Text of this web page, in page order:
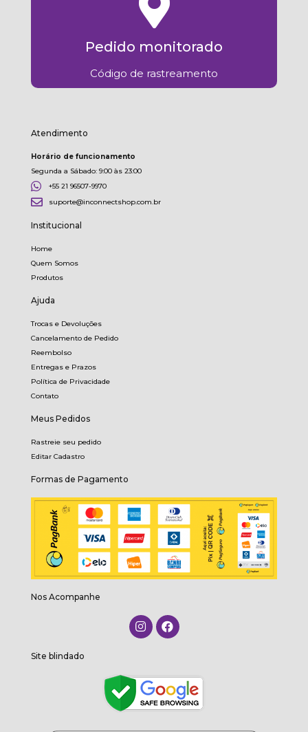
Pedido monitorado
Código de rastreamento
Atendimento
Horário de funcionamento
Segunda a Sábado: 9:00 às 23:00
+55 21 96507-9970
suporte@inconnectshop.com.br
Institucional
Home
Quem Somos
Produtos
Ajuda
Trocas e Devoluções
Cancelamento de Pedido
Reembolso
Entregas e Prazos
Política de Privacidade
Contato
Meus Pedidos
Rastreie seu pedido
Editar Cadastro
Formas de Pagamento
Nos Acompanhe
Site blindado